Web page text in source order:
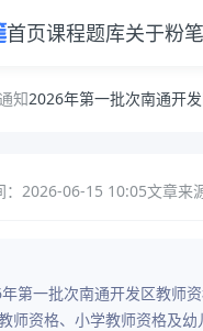
首页课程题库关于粉笔
知2026年第一批次南通开
：2026-06-15 10:05文章来
第一批次南通开发区教师
师资格、小学教师资格及